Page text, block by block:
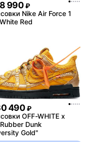
990 ₽
Nike Air Force 1
Red
490 ₽
OFF-WHITE x
Dunk
Gold"